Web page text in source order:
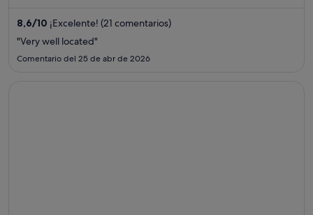
Paseo de Gracia.
8,6/10 ¡Excelente! (21 comentarios)
"Very well located"
Comentario del 25 de abr de 2026